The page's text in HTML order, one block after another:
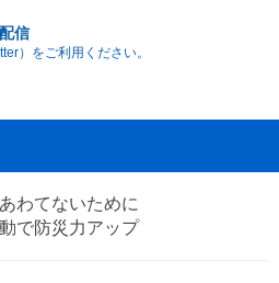
信
）をご利用ください。
わてないために
で防災力アップ